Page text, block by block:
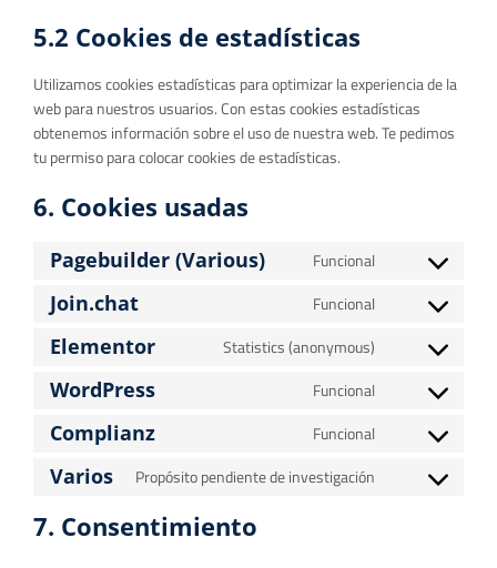
5.2 Cookies de estadísticas
Utilizamos cookies estadísticas para optimizar la experiencia de la
web para nuestros usuarios. Con estas cookies estadísticas
obtenemos información sobre el uso de nuestra web. Te pedimos
tu permiso para colocar cookies de estadísticas.
6. Cookies usadas
Pagebuilder (Various) Funcional
Join.chat Funcional
Elementor Statistics (anonymous)
WordPress Funcional
Complianz Funcional
Varios Propósito pendiente de investigación
7. Consentimiento